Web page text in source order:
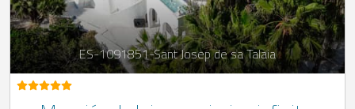
ES-1091851-Sant Josep de sa Talaia